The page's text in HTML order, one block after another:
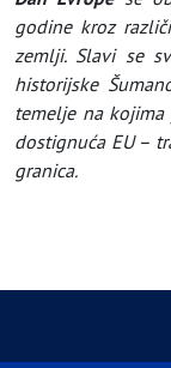
godine kroz
zemlji. Slavi se
historijske
temelje na kojima
dostignuća EU –
granica.